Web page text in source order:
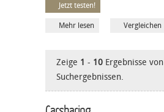
Jetzt testen!
Mehr lesen Vergleichen
Zeige 1 - 10 Ergebnisse von
Suchergebnissen.